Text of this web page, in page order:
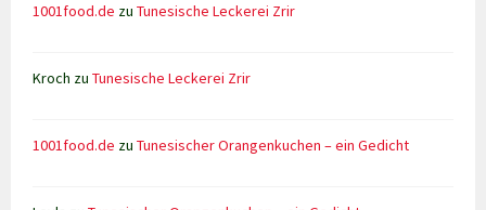
1001food.de zuTunesische Leckerei Zrir
Kroch zuTunesische Leckerei Zrir
1001food.de zuTunesischer Orangenkuchen – ein Gedicht